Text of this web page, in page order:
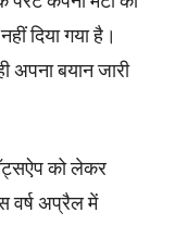
दिया गया है।
अपना बयान जारी
को लेकर
वर्ष अप्रैल में